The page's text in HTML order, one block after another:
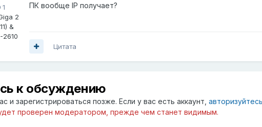
1
2
&
2610
ПК вообще IP получает?
Цитата
к обсуждению
и зарегистрироваться позже. Если у вас есть аккаунт, авторизуйтесь
проверен модератором, прежде чем станет видимым.